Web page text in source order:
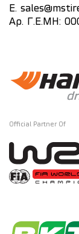
E.
Αρ. Γ.Ε.ΜΗ:
Official Partner Of